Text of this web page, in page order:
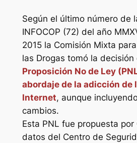
Según el último número de
INFOCOP (72) del año
2015 la Comisión Mixta
las Drogas tomó la
Proposición No de Ley
abordaje de la adicción de
Internet, aunque
cambios.
Esta PNL fue propuesta por
datos del Centro de